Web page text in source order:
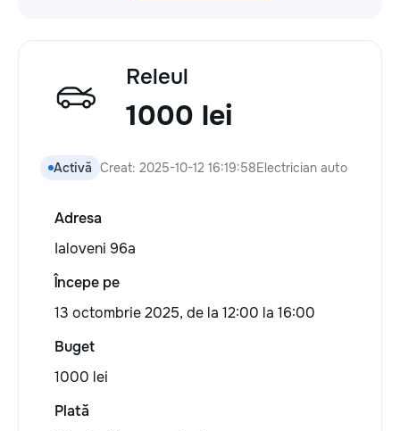
Releul
1000 lei
Activă Creat: 2025-10-12 16:19:58Electrician auto
Adresa
Ialoveni 96a
Începe pe
13 octombrie 2025, de la 12:00 la 16:00
Buget
1000 lei
Plată